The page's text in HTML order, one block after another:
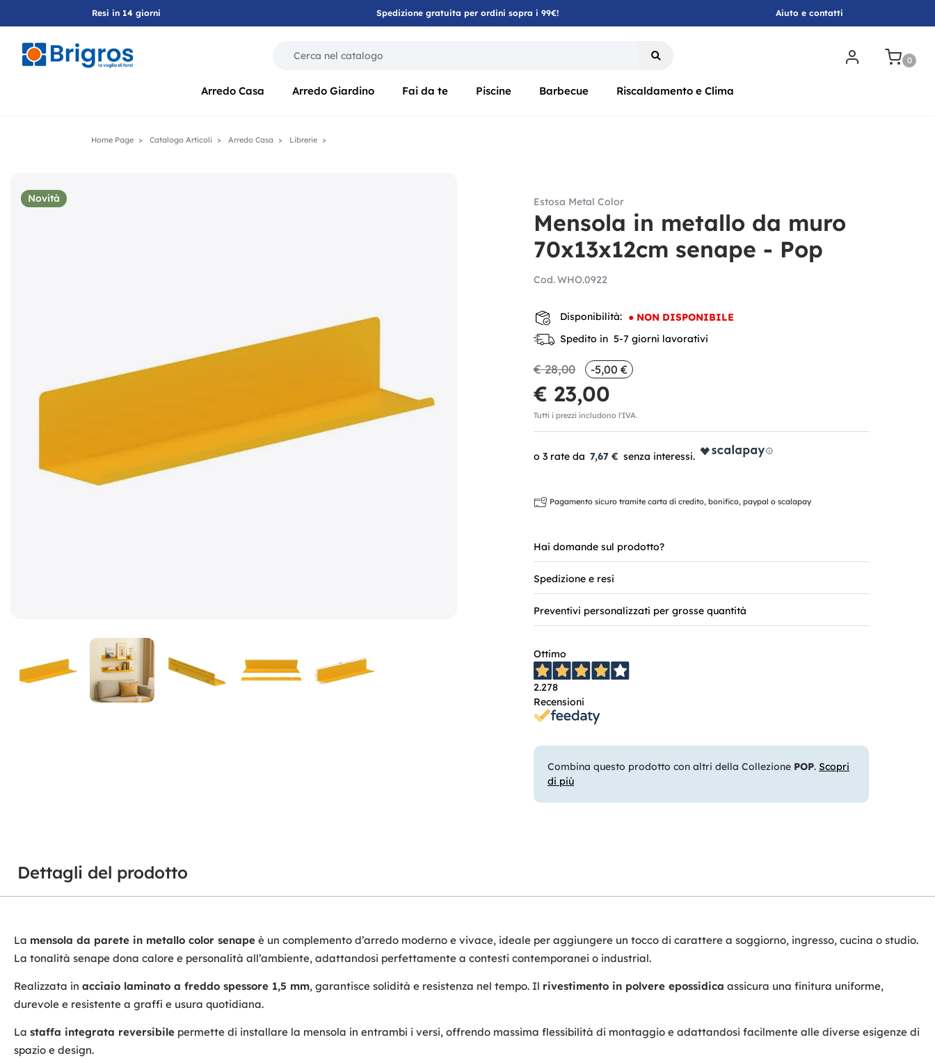
Resi in 14 giorni Spedizione gratuita per ordini sopra i 99€! Aiuto e contatti
0
Arredo Casa Arredo Giardino Fai da te Piscine Barbecue Riscaldamento e Clima
Home Page Catalogo Articoli Arredo Casa Librerie
Novità Estosa Metal Color
Mensola in metallo da muro
70x13x12cm senape - Pop
Cod.WHO.0922
Disponibilità: ● NON DISPONIBILE
Spedito in 5-7 giorni lavorativi
€ 28,00 -5,00 €
€ 23,00
Tutti i prezzi includono l'IVA.
7,67 €
Pagamento sicuro tramite carta di credito, bonifico, paypal o scalapay
Hai domande sul prodotto?
Spedizione e resi
Preventivi personalizzati per grosse quantità
Ottimo
2.278
Recensioni
Combina questo prodotto con altri della Collezione POP. Scopri
di più
Dettagli del prodotto
La mensola da parete in metallo color senape è un complemento d’arredo moderno e vivace, ideale per aggiungere un tocco di carattere a soggiorno, ingresso, cucina o studio.
La tonalità senape dona calore e personalità all’ambiente, adattandosi perfettamente a contesti contemporanei o industrial.
Realizzata in acciaio laminato a freddo spessore 1,5 mm, garantisce solidità e resistenza nel tempo. Il rivestimento in polvere epossidica assicura una finitura uniforme,
durevole e resistente a graffi e usura quotidiana.
La staffa integrata reversibile permette di installare la mensola in entrambi i versi, offrendo massima flessibilità di montaggio e adattandosi facilmente alle diverse esigenze di
spazio e design.